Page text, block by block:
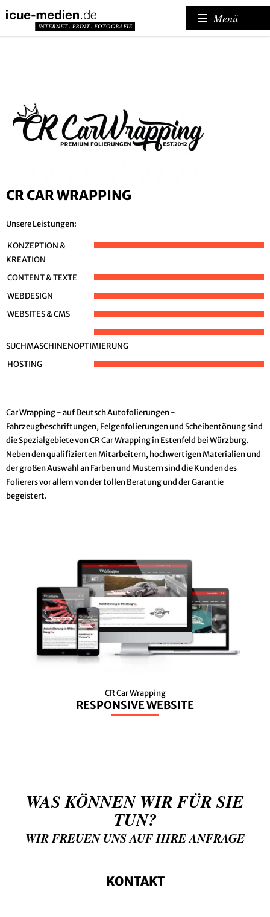
Menü
CR CAR WRAPPING
Unsere Leistungen:
KONZEPTION &
KREATION
CONTENT & TEXTE
WEBDESIGN
WEBSITES & CMS
SUCHMASCHINENOPTIMIERUNG
HOSTING
Car Wrapping - auf Deutsch Autofolierungen -
Fahrzeugbeschriftungen, Felgenfolierungen und Scheibentönung sind
die Spezialgebiete von CR Car Wrapping in Estenfeld bei Würzburg.
Neben den qualifizierten Mitarbeitern, hochwertigen Materialien und
der großen Auswahl an Farben und Mustern sind die Kunden des
Folierers vor allem von der tollen Beratung und der Garantie
begeistert.
CR Car Wrapping
RESPONSIVE WEBSITE
WAS KÖNNEN WIR FÜR SIE
TUN?
WIR FREUEN UNS AUF IHRE ANFRAGE
KONTAKT